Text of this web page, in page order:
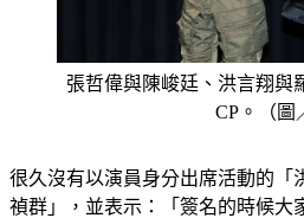
張哲偉與陳峻廷、洪言翔
CP。（圖
禎群」，並表示：「簽名的時候大
來自日本粉絲，言翔就現學現賣了